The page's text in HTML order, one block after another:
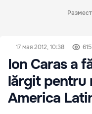
17 мая 2012, 10:38 615
Ion Caras a
lărgit pentru
America